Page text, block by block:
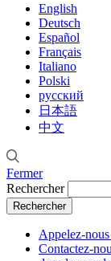
English
Deutsch
Español
Français
Italiano
Polski
русский
日本語
中文
Fermer
Rechercher
Appelez-nous
Contactez-